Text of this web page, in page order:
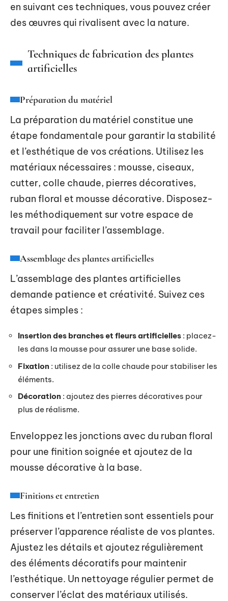
en suivant ces techniques, vous pouvez créer
des œuvres qui rivalisent avec la nature.
Techniques de fabrication des plantes
artificielles
Préparation du matériel
La préparation du matériel constitue une
étape fondamentale pour garantir la stabilité
et l’esthétique de vos créations. Utilisez les
matériaux nécessaires : mousse, ciseaux,
cutter, colle chaude, pierres décoratives,
ruban floral et mousse décorative. Disposez-
les méthodiquement sur votre espace de
travail pour faciliter l’assemblage.
Assemblage des plantes artificielles
L’assemblage des plantes artificielles
demande patience et créativité. Suivez ces
étapes simples :
Insertion des branches et fleurs artificielles : placez-
les dans la mousse pour assurer une base solide.
Fixation : utilisez de la colle chaude pour stabiliser les
éléments.
Décoration : ajoutez des pierres décoratives pour
plus de réalisme.
Enveloppez les jonctions avec du ruban floral
pour une finition soignée et ajoutez de la
mousse décorative à la base.
Finitions et entretien
Les finitions et l’entretien sont essentiels pour
préserver l’apparence réaliste de vos plantes.
Ajustez les détails et ajoutez régulièrement
des éléments décoratifs pour maintenir
l’esthétique. Un nettoyage régulier permet de
conserver l’éclat des matériaux utilisés.